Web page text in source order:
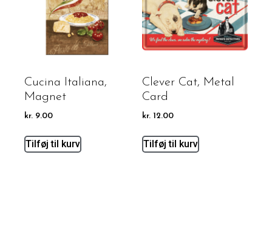
Cucina Italiana,
Magnet
kr. 9.00
Tilføj til kurv
Clever Cat, Metal
Card
kr. 12.00
Tilføj til kurv